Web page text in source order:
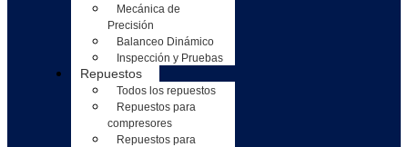
Mecánica de
Precisión
Balanceo Dinámico
Inspección y Pruebas
Repuestos
Todos los repuestos
Repuestos para
compresores
Repuestos para